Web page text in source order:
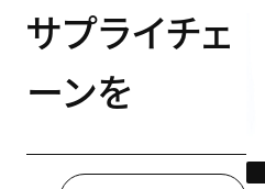
サプライチェ
ーンを